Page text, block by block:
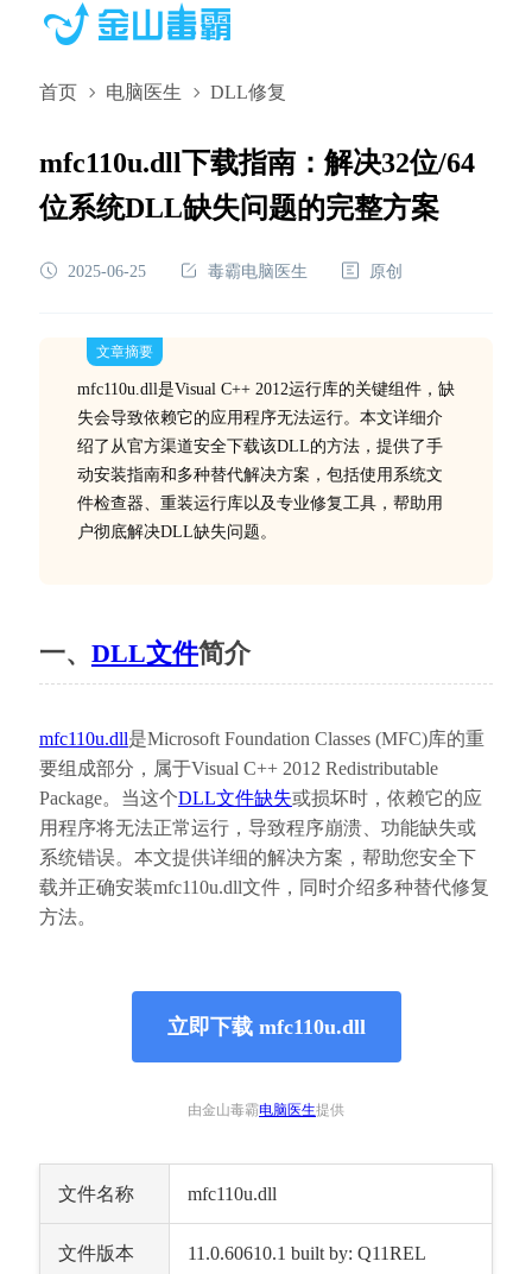
首页 电脑医生 DLL修复
mfc110u.dll下载指南：解决32位/64
位系统DLL缺失问题的完整方案
2025-06-25 毒霸电脑医生 原创
文章摘要
mfc110u.dll是Visual C++ 2012运行库的关键组件，缺
失会导致依赖它的应用程序无法运行。本文详细介
绍了从官方渠道安全下载该DLL的方法，提供了手
动安装指南和多种替代解决方案，包括使用系统文
件检查器、重装运行库以及专业修复工具，帮助用
户彻底解决DLL缺失问题。
一、 DLL文件简介
mfc110u.dll是Microsoft Foundation Classes (MFC)库的重
要组成部分，属于Visual C++ 2012 Redistributable
Package。当这个DLL文件缺失或损坏时，依赖它的应
用程序将无法正常运行，导致程序崩溃、功能缺失或
系统错误。本文提供详细的解决方案，帮助您安全下
载并正确安装mfc110u.dll文件，同时介绍多种替代修复
方法。
立即下载 mfc110u.dll
由金山毒霸电脑医生提供
文件名称 mfc110u.dll
文件版本 11.0.60610.1 built by: Q11REL